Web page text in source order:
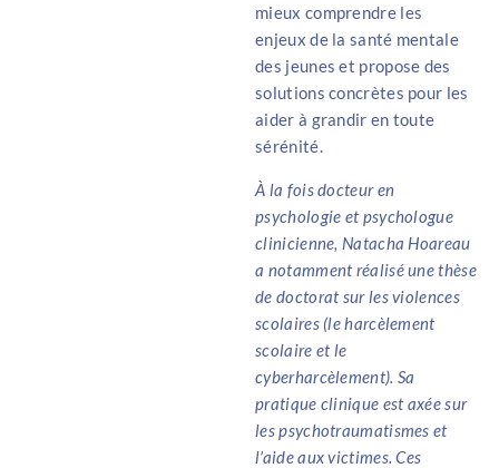
mieux comprendre les
enjeux de la santé mentale
des jeunes et propose des
solutions concrètes pour les
aider à grandir en toute
sérénité.
À la fois docteur en
psychologie et psychologue
clinicienne, Natacha Hoareau
a notamment réalisé une thèse
de doctorat sur les violences
scolaires (le harcèlement
scolaire et le
cyberharcèlement). Sa
pratique clinique est axée sur
les psychotraumatismes et
l’aide aux victimes. Ces